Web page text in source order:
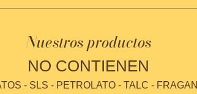
Nuestros productos
NO CONTIENEN
- SLS - PETROLATO - TALC -